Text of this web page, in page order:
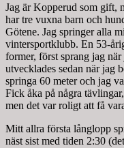
Jag är Kopperud som gift,
har tre vuxna barn och
Götene. Jag springer alla
vintersportklubb. En 53-
former, först sprang jag
utvecklades sedan när jag
springa 60 meter och jag
Fick åka på några
men det var roligt att få
Mitt allra första långlopp
näst sist med tiden 2:30